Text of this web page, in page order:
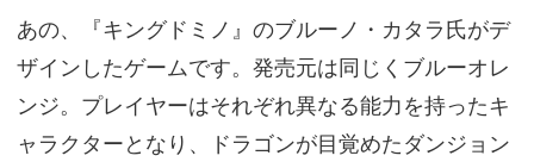
あの、『キングドミノ』のブルーノ・カタラ氏がデ
ザインしたゲームです。発売元は同じくブルーオレ
ンジ。プレイヤーはそれぞれ異なる能力を持ったキ
ャラクターとなり、ドラゴンが目覚めたダンジョン